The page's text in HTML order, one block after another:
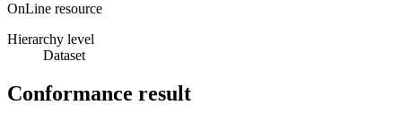
OnLine resource
Hierarchy level
Dataset
Conformance result